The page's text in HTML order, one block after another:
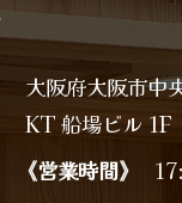
大阪府大阪市中
KT 船場ビル 1F
《営業時間》